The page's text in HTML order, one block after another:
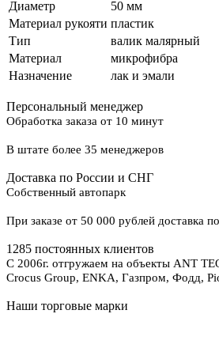
Диаметр
50 мм
Материал рукояти пластик
Тип
валик малярный
Материал
микрофибра
Назначение
лак и эмали
Персональный менеджер
Обработка заказа от 10 минут
В штате более 35 менеджеров
Доставка по России и СНГ
Собственный автопарк
При заказе от 50 000 рублей доставка
1285 постоянных клиентов
С 2006г. отгружаем на объекты ANT
Crocus Group, ENKA, Газпром, Фодд,
Наши торговые марки